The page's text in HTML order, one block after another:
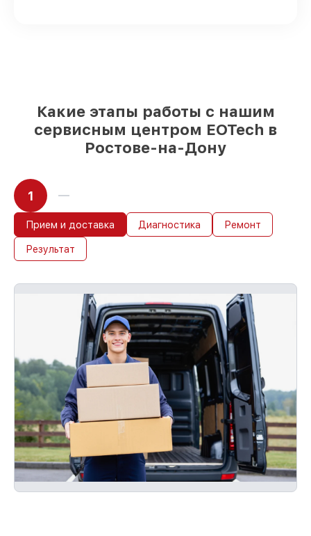
Какие этапы работы с нашим
сервисным центром EOTech в
Ростове-на-Дону
1
Прием и доставка Диагностика Ремонт
Результат